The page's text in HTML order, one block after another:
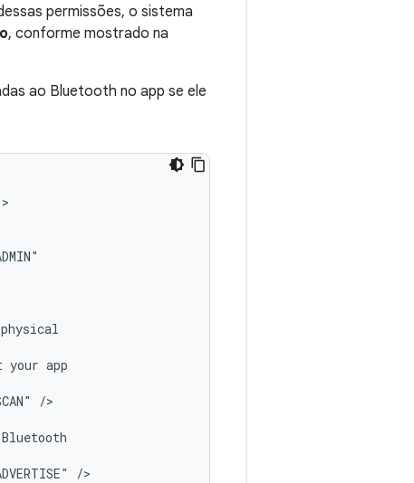
permissões, o sistema
, conforme mostrado na
ao Bluetooth no app se ele
your
/>
/>